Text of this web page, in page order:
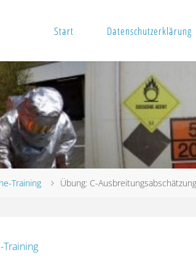
Start Datenschutzerklärung
Training Übung: C-
Training